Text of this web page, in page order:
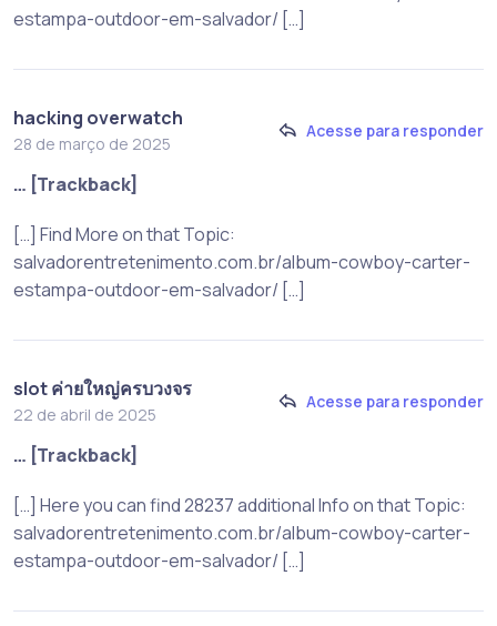
estampa-outdoor-em-salvador/ […]
hacking overwatch
28 de março de 2025
Acesse para responder
… [Trackback]
[…] Find More on that Topic:
salvadorentretenimento.com.br/album-cowboy-carter-
estampa-outdoor-em-salvador/ […]
slot ค่ายใหญ่ครบวงจร
22 de abril de 2025
Acesse para responder
… [Trackback]
[…] Here you can find 28237 additional Info on that Topic:
salvadorentretenimento.com.br/album-cowboy-carter-
estampa-outdoor-em-salvador/ […]